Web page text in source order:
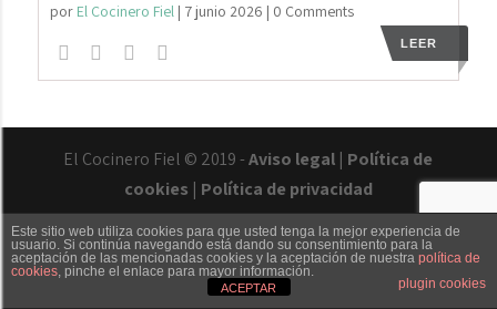
por El Cocinero Fiel| 7 junio 2026 | 0 Comments
LEER
El Cocinero Fiel © 2019 -Aviso legal | Política de
cookies | Política de privacidad
Txaber Allué Redes sociales Contacto
Este sitio web utiliza cookies para que usted tenga la mejor experiencia de
usuario. Si continúa navegando está dando su consentimiento para la
aceptación de las mencionadas cookies y la aceptación de nuestra política de
cookies, pinche el enlace para mayor información.
plugin cookies
ACEPTAR